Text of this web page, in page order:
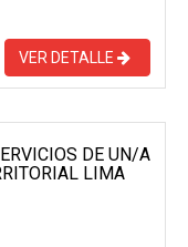
VER DETALLE
DE UN/A
LIMA